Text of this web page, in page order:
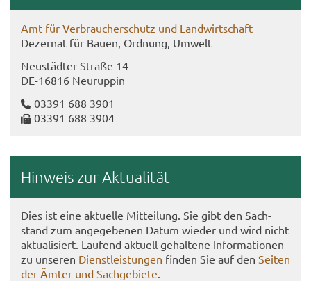
Amt für Ver­brau­cher­schutz und Land­wirt­schaft
De­zer­nat für Bauen, Ord­nung, Um­welt
Neu­städ­ter Stra­ße 14
DE-​16816 Neu­rup­pin
03391 688 3901
03391 688 3904
Hin­weis zur Ak­tua­li­tät
Dies ist eine ak­tu­el­le Mit­tei­lung. Sie gibt den Sach­
stand zum an­ge­ge­be­nen Datum wie­der und wird nicht
ak­tua­li­siert. Lau­fend ak­tu­ell ge­hal­te­ne In­for­ma­tio­nen
zu un­se­ren Dienst­leis­tun­gen fin­den Sie auf den Sei­ten
der Ämter und Sach­ge­bie­te.